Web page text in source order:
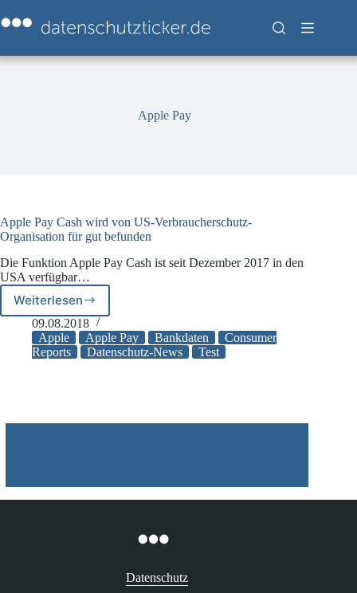
Inhalt
springen
Apple Pay
Apple Pay Cash wird von US-Verbraucherschutz-
Organisation für gut befunden
Die Funktion Apple Pay Cash ist seit Dezember 2017 in den
USA verfügbar…
Weiterlesen
Apple
Pay
Cash
wird
für
09.08.2018
Apple
Apple Pay Bankdaten
Consumer
Reports
Datenschutz-News Test
Datenschutz